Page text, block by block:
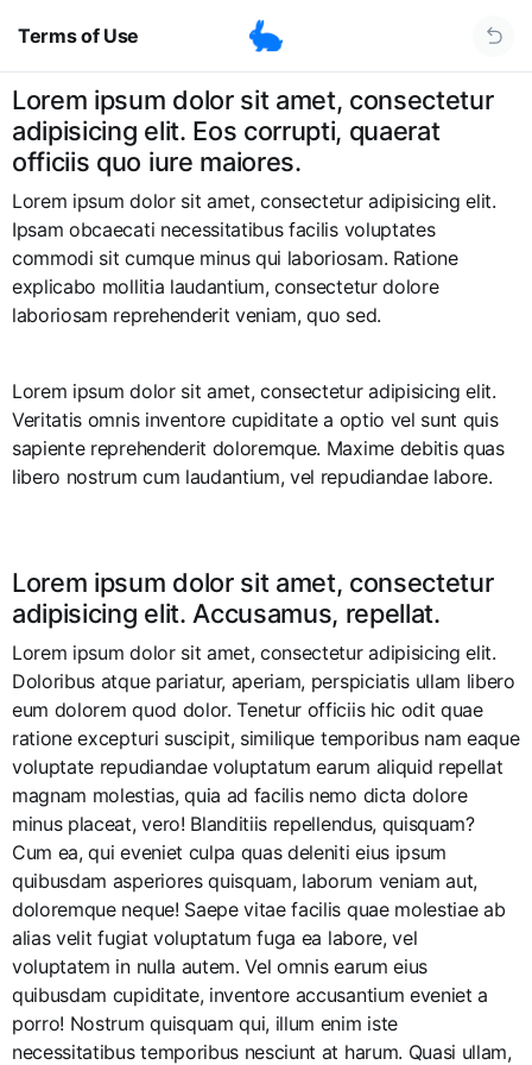
Terms of Use
Lorem ipsum dolor sit amet, consectetur
adipisicing elit. Eos corrupti, quaerat
officiis quo iure maiores.
Lorem ipsum dolor sit amet, consectetur adipisicing elit.
Ipsam obcaecati necessitatibus facilis voluptates
commodi sit cumque minus qui laboriosam. Ratione
explicabo mollitia laudantium, consectetur dolore
laboriosam reprehenderit veniam, quo sed.
Lorem ipsum dolor sit amet, consectetur adipisicing elit.
Veritatis omnis inventore cupiditate a optio vel sunt quis
sapiente reprehenderit doloremque. Maxime debitis quas
libero nostrum cum laudantium, vel repudiandae labore.
Lorem ipsum dolor sit amet, consectetur
adipisicing elit. Accusamus, repellat.
Lorem ipsum dolor sit amet, consectetur adipisicing elit.
Doloribus atque pariatur, aperiam, perspiciatis ullam libero
eum dolorem quod dolor. Tenetur officiis hic odit quae
ratione excepturi suscipit, similique temporibus nam eaque
voluptate repudiandae voluptatum earum aliquid repellat
magnam molestias, quia ad facilis nemo dicta dolore
minus placeat, vero! Blanditiis repellendus, quisquam?
Cum ea, qui eveniet culpa quas deleniti eius ipsum
quibusdam asperiores quisquam, laborum veniam aut,
doloremque neque! Saepe vitae facilis quae molestiae ab
alias velit fugiat voluptatum fuga ea labore, vel
voluptatem in nulla autem. Vel omnis earum eius
quibusdam cupiditate, inventore accusantium eveniet a
porro! Nostrum quisquam qui, illum enim iste
necessitatibus temporibus nesciunt at harum. Quasi ullam,